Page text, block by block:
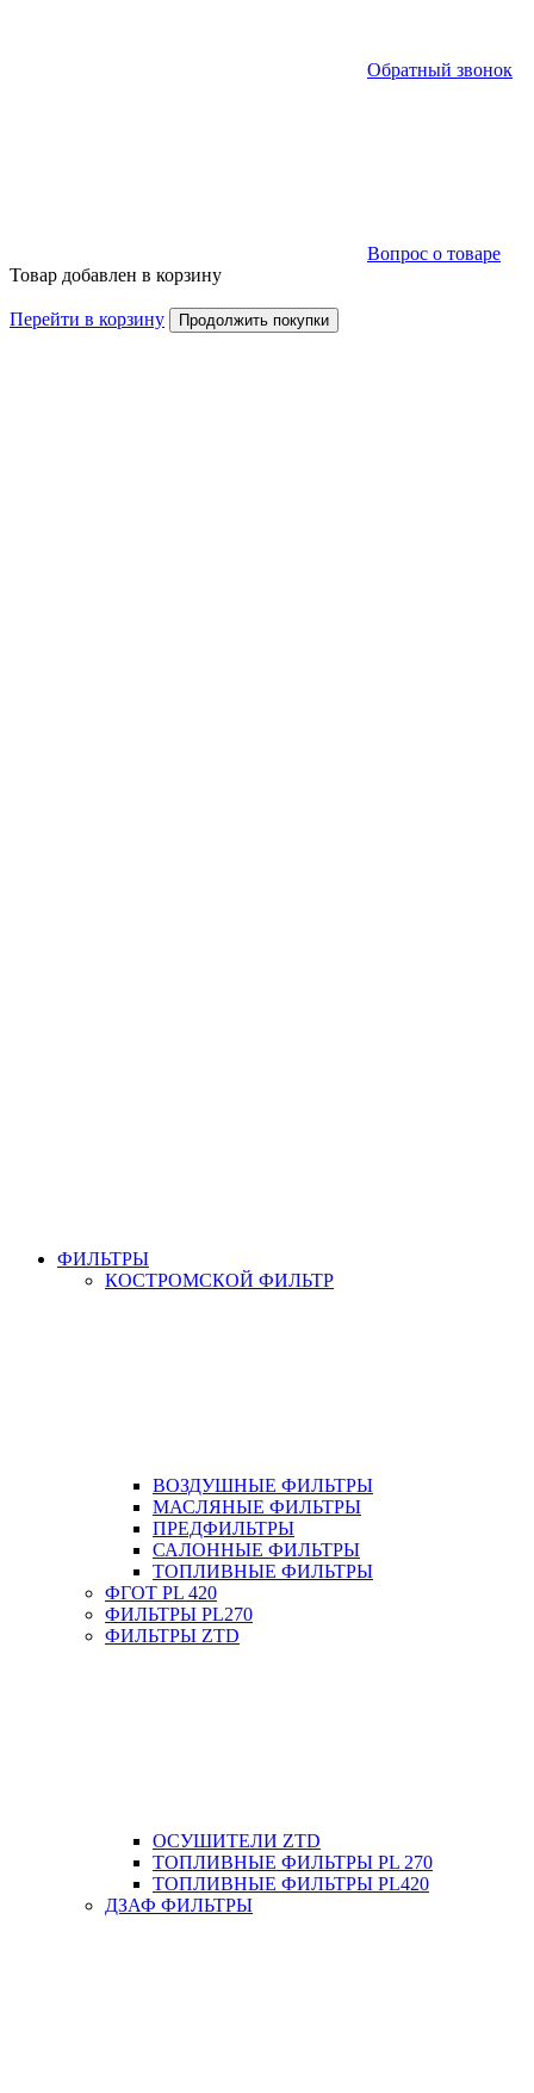
Обратный звонок
Вопрос о товаре
Товар добавлен в корзину
Перейти в корзину Продолжить покупки
ФИЛЬТРЫ
КОСТРОМСКОЙ ФИЛЬТР
ВОЗДУШНЫЕ ФИЛЬТРЫ
МАСЛЯНЫЕ ФИЛЬТРЫ
ПРЕДФИЛЬТРЫ
САЛОННЫЕ ФИЛЬТРЫ
ТОПЛИВНЫЕ ФИЛЬТРЫ
ФГОТ PL 420
ФИЛЬТРЫ PL270
ФИЛЬТРЫ ZTD
ОСУШИТЕЛИ ZTD
ТОПЛИВНЫЕ ФИЛЬТРЫ PL 270
ТОПЛИВНЫЕ ФИЛЬТРЫ PL420
ДЗАФ ФИЛЬТРЫ